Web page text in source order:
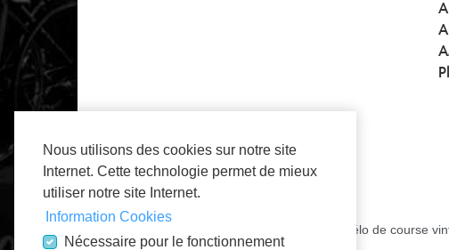
Tout à propos des pièces détachées pour un vélo de course
Nous utilisons des cookies sur notre site
Internet. Cette technologie permet de mieux
utiliser notre site Internet.
Information Cookies
Nécessaire pour le fonctionnement